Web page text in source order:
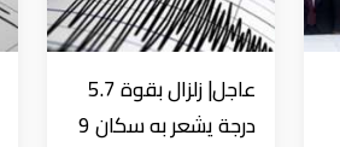
عاجل| زلزال بقوة 5.7
درجة يشعر به سكان 9